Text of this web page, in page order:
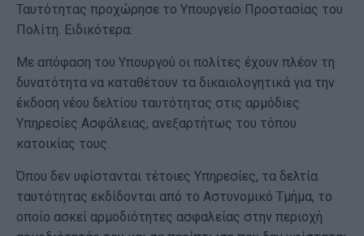
Ταυτότητας προχώρησε το Υπουργείο Προστασίας του
Πολίτη. Ειδικότερα:
Με απόφαση του Υπουργού οι πολίτες έχουν πλέον τη
δυνατότητα να καταθέτουν τα δικαιολογητικά για την
έκδοση νέου δελτίου ταυτότητας στις αρμόδιες
Υπηρεσίες Ασφάλειας, ανεξαρτήτως του τόπου
κατοικίας τους.
Όπου δεν υφίστανται τέτοιες Υπηρεσίες, τα δελτία
ταυτότητας εκδίδονται από το Αστυνομικό Τμήμα, το
οποίο ασκεί αρμοδιότητες ασφαλείας στην περιοχή